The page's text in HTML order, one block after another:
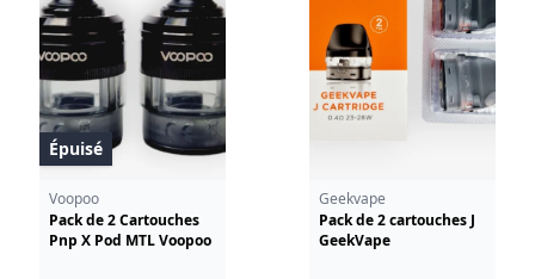
Épuisé
Voopoo
Pack de 2 Cartouches
Pnp X Pod MTL Voopoo
Geekvape
Pack de 2 cartouches J
GeekVape